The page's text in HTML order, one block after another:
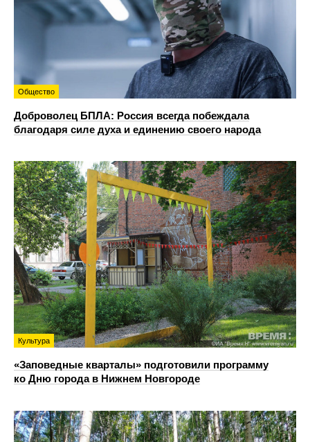
Общество
Доброволец БПЛА: Россия всегда побеждала
благодаря силе духа и единению своего народа
Культура
«Заповедные кварталы» подготовили программу
ко Дню города в Нижнем Новгороде